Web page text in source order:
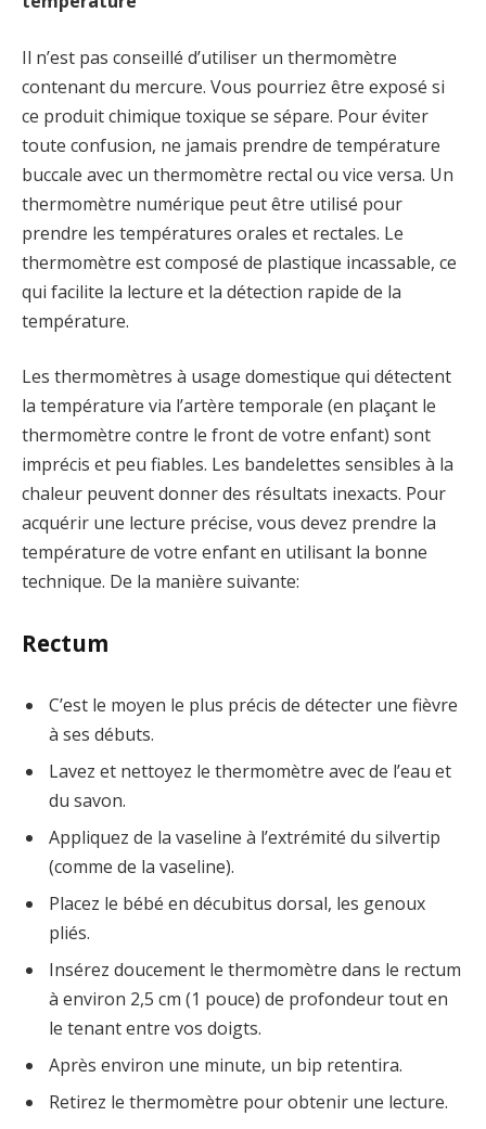
Il n’est pas conseillé d’utiliser un thermomètre
contenant du mercure. Vous pourriez être exposé si
ce produit chimique toxique se sépare. Pour éviter
toute confusion, ne jamais prendre de température
buccale avec un thermomètre rectal ou vice versa. Un
thermomètre numérique peut être utilisé pour
prendre les températures orales et rectales. Le
thermomètre est composé de plastique incassable, ce
qui facilite la lecture et la détection rapide de la
température.
Les thermomètres à usage domestique qui détectent
la température via l’artère temporale (en plaçant le
thermomètre contre le front de votre enfant) sont
imprécis et peu fiables. Les bandelettes sensibles à la
chaleur peuvent donner des résultats inexacts. Pour
acquérir une lecture précise, vous devez prendre la
température de votre enfant en utilisant la bonne
technique. De la manière suivante:
Rectum
C’est le moyen le plus précis de détecter une fièvre
à ses débuts.
Lavez et nettoyez le thermomètre avec de l’eau et
du savon.
Appliquez de la vaseline à l’extrémité du silvertip
(comme de la vaseline).
Placez le bébé en décubitus dorsal, les genoux
pliés.
Insérez doucement le thermomètre dans le rectum
à environ 2,5 cm (1 pouce) de profondeur tout en
le tenant entre vos doigts.
Après environ une minute, un bip retentira.
Retirez le thermomètre pour obtenir une lecture.